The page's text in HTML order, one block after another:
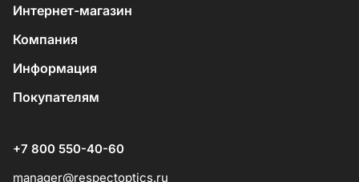
Интернет-магазин
Компания
Информация
Покупателям
+7 800 550-40-60
manager@respectoptics.ru